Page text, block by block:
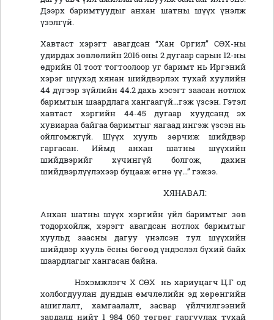
Дээрх баримтуудыг анхан шатны шүүх үнэлж
үзэлгүй.
Хавтаст хэрэгт авагдсан “Хан Оргил” СӨХ-ны
удирдах зөвлөлийн 2016 оны 2 дугаар сарын 12-ны
өдрийн 01 тоот тогтоолоор уг баримт нь Иргэний
хэрэг шүүхэд хянан шийдвэрлэх тухай хуулийн
44 дүгээр зүйлийн 44.2 дахь хэсэгт заасан нотлох
баримтын шаардлага хангаагүй...гэж үзсэн. Гэтэл
хавтаст хэргийн 44-45 дугаар хуудсанд эх
хувиараа байгаа баримтыг яагаад ингэж үзсэн нь
ойлгомжгүй. Шүүх хууль зөрчиж шийдвэр
гаргасан. Иймд анхан шатны шүүхийн
шийдвэрийг хүчингүй болгож, дахин
шийдвэрлүүлэхээр буцааж өгнө үү...” гэжээ.
ХЯНАВАЛ:
Анхан шатны шүүх хэргийн үйл баримтыг зөв
тодорхойлж, хэрэгт авагдсан нотлох баримтыг
хуульд заасны дагуу үнэлсэн тул шүүхийн
шийдвэр хууль ёсны бөгөөд үндэслэл бүхий байх
шаардлагыг хангасан байна.
Нэхэмжлэгч Х СӨХ нь хариуцагч Ц.Г од
холбогдуулан дундын өмчлөлийн эд хөрөнгийн
ашиглалт, хамгаалалт, засвар үйлчилгээний
зардалд нийт 1 984 060 төгрөг гаргуулах тухай